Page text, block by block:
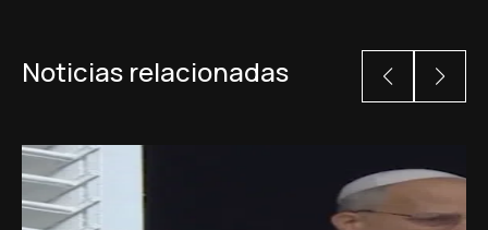
Noticias relacionadas